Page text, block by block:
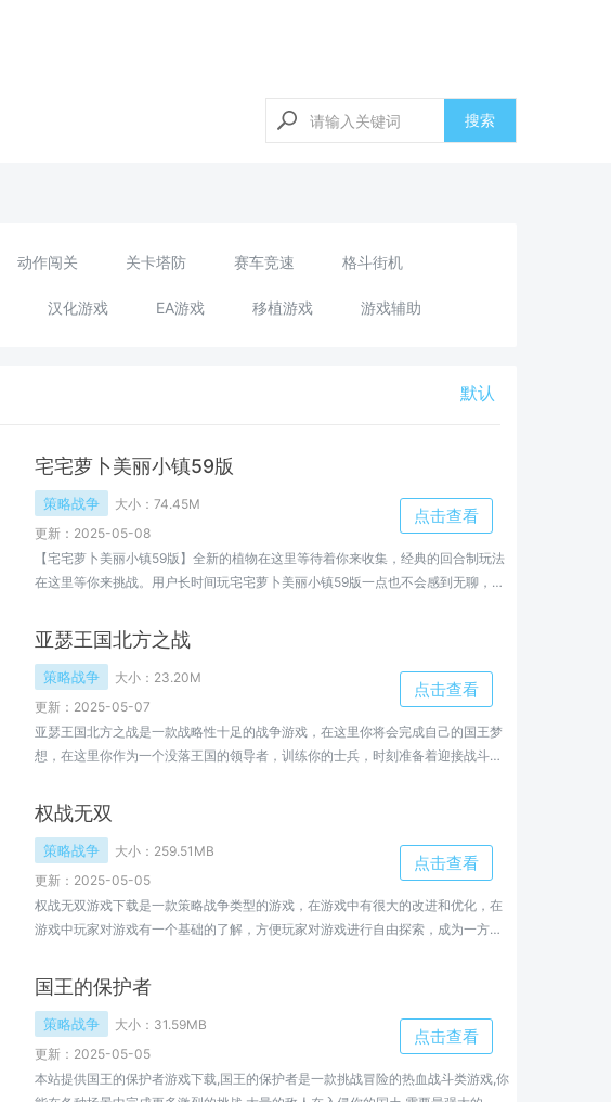
搜索
动作闯关 关卡塔防 赛车竞速 格斗街机
汉化游戏 EA游戏 移植游戏 游戏辅助
默认
宅宅萝卜美丽小镇59版
策略战争 大小： 74.45M
更新：2025-05-08
点击查看
【宅宅萝卜美丽小镇59版】全新的植物在这里等待着你来收集，经典的回合制玩法
在这里等你来挑战。用户长时间玩宅宅萝卜美丽小镇59版一点也不会感到无聊，多
亚瑟王国北方之战
策略战争 大小： 23.20M
更新：2025-05-07
点击查看
亚瑟王国北方之战是一款战略性十足的战争游戏，在这里你将会完成自己的国王梦
想，在这里你作为一个没落王国的领导者，训练你的士兵，时刻准备着迎接战斗，
权战无双
策略战争 大小： 259.51MB
更新：2025-05-05
点击查看
权战无双游戏下载是一款策略战争类型的游戏，在游戏中有很大的改进和优化，在
游戏中玩家对游戏有一个基础的了解，方便玩家对游戏进行自由探索，成为一方霸
获得最后的胜利是，快来下载体验吧！
国王的保护者
策略战争 大小： 31.59MB
更新：2025-05-05
点击查看
本站提供国王的保护者游戏下载,国王的保护者是一款挑战冒险的热血战斗类游戏,你